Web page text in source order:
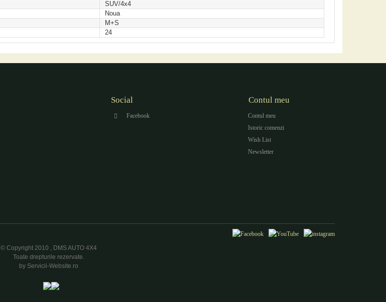
SUV/4x4
Noua
M+S
24
Social
Facebook
Contul meu
Contul meu
Istoric comenzi
Wish List
Newsletter
© Copyright 2010 , DMS AUTO 4X4
Toate drepturile rezervate.
by Servicii-Website.ro